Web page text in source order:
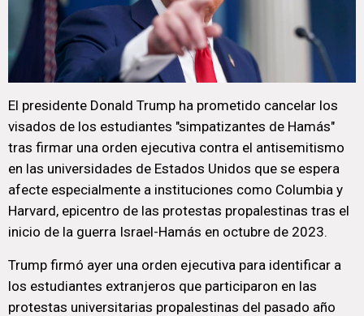
El presidente Donald Trump ha prometido cancelar los
visados de los estudiantes "simpatizantes de Hamás"
tras firmar una orden ejecutiva contra el antisemitismo
en las universidades de Estados Unidos que se espera
afecte especialmente a instituciones como Columbia y
Harvard, epicentro de las protestas propalestinas tras el
inicio de la guerra Israel-Hamás en octubre de 2023.
Trump firmó ayer una orden ejecutiva para identificar a
los estudiantes extranjeros que participaron en las
protestas universitarias propalestinas del pasado año